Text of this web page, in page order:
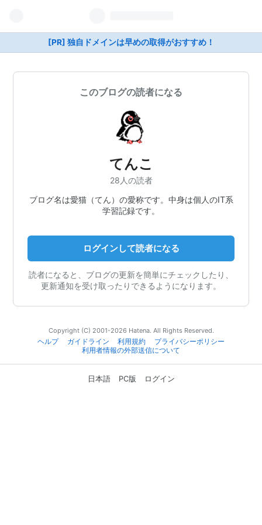
[PR] 独自ドメインは早めの取得がおすすめ！
このブログの読者になる
てんこ
28人の読者
ブログ名は愛猫（てん）の愛称です。中身は個人のIT系
学習記録です。
ログインして読者になる
読者になると、ブログの更新を簡単にチェックしたり、
更新通知を受け取ったりできるようになります。
Copyright (C) 2001-2026 Hatena. All Rights Reserved.
ヘルプ
ガイドライン 利用規約
プライバシーポリシー
利用者情報の外部送信について
日本語 PC版 ログイン